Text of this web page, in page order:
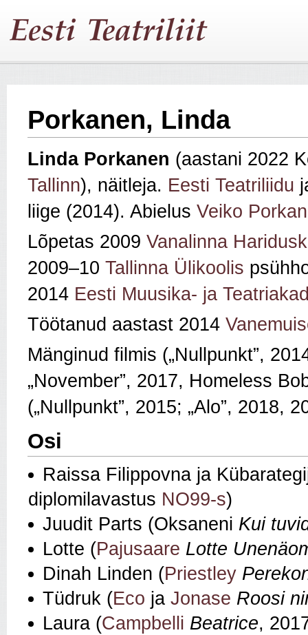
Porkanen, Linda
Linda Porkanen (aastani 2022
Tallinn), näitleja. Eesti Teatriliidu
liige (2014). Abielus Veiko
Lõpetas 2009 Vanalinna
2009–10 Tallinna Ülikoolis
2014 Eesti Muusika- ja
Töötanud aastast 2014
Mänginud filmis („Nullpunkt”,
„November”, 2017, Homeless
(„Nullpunkt”, 2015; „Alo”, 2018,
Osi
Raissa Filippovna ja
diplomilavastus NO99-s)
Juudit Parts (Oksaneni Kui
Lotte (Pajusaare Lotte
Dinah Linden (Priestley
Tüdruk (Eco ja Jonase Roosi
Laura (Campbelli Beatrice,